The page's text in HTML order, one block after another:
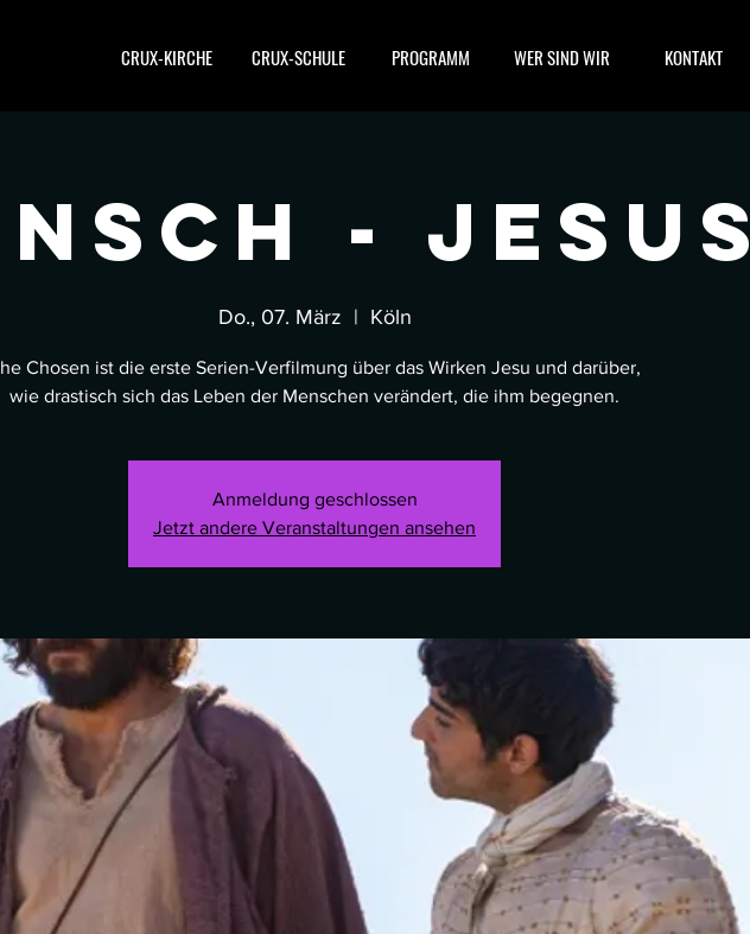
CRUX-KIRCHE CRUX-SCHULE PROGRAMM WER SIND WIR KONTAKT
- JESUS
Do., 07. März
  |
Köln
Chosen ist die erste Serien-Verfilmung über das Wirken Jesu und darüber,
wie drastisch sich das Leben der Menschen verändert, die ihm begegnen.
Anmeldung geschlossen
Jetzt andere Veranstaltungen ansehen